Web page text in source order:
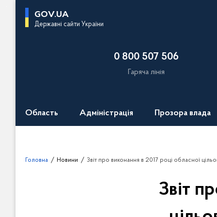
GOV.UA
Державні сайти України
0 800 507 506
Гаряча лінія
Область Адміністрація Прозора влада
Головна Новини Звіт про виконання в 2017 році обласної цільової програми сприяння розвитку
Звіт